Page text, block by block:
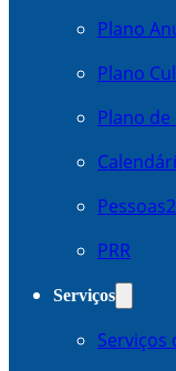
Plano
Plano
Plano de
PRR
Serviços
Serviços